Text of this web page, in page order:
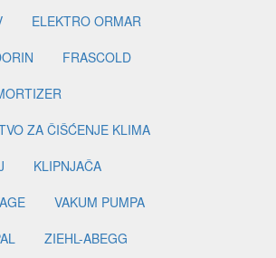
ELEKTRO ORMAR
FRASCOLD
ZA ČIŠĆENJE KLIMA
KLIPNJAČA
VAKUM PUMPA
ZIEHL-ABEGG